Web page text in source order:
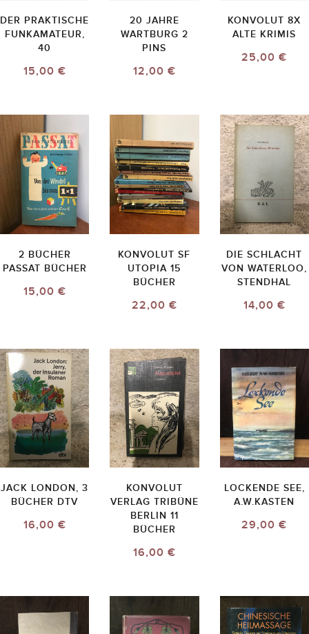
DER PRAKTISCHE
FUNKAMATEUR,
40
15,00 €
20 JAHRE
WARTBURG 2
PINS
12,00 €
KONVOLUT 8X
ALTE KRIMIS
25,00 €
2 BÜCHER
PASSAT BÜCHER
15,00 €
KONVOLUT SF
UTOPIA 15
BÜCHER
22,00 €
DIE SCHLACHT
VON WATERLOO,
STENDHAL
14,00 €
JACK LONDON, 3
BÜCHER DTV
16,00 €
KONVOLUT
VERLAG TRIBÜNE
BERLIN 11
BÜCHER
16,00 €
LOCKENDE SEE,
A.W.KASTEN
29,00 €